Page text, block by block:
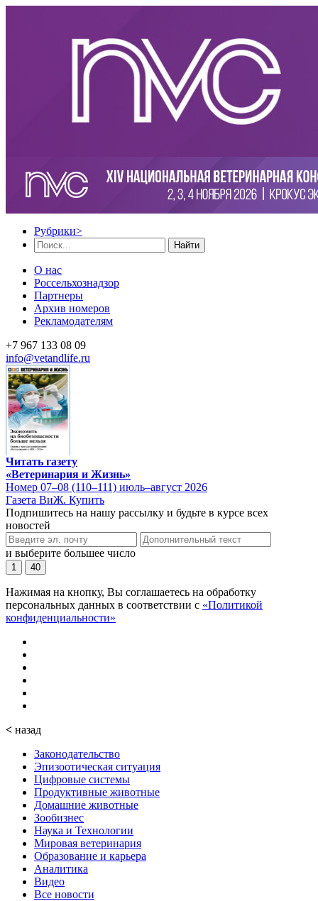
Рубрики>
Найти
О нас
Россельхознадзор
Партнеры
Архив номеров
Рекламодателям
+7 967 133 08 09
info@vetandlife.ru
Читать газету
«Ветеринария и Жизнь»
Номер 07–08 (110–111) июль–август 2026
Газета ВиЖ. Купить
Подпишитесь на нашу рассылку и будьте в курсе всех
новостей
и выберите большее число
1 40
Нажимая на кнопку, Вы соглашаетесь на обработку
персональных данных в соответствии с «Политикой
конфиденциальности»
< назад
Законодательство
Эпизоотическая ситуация
Цифровые системы
Продуктивные животные
Домашние животные
Зообизнес
Наука и Технологии
Мировая ветеринария
Образование и карьера
Аналитика
Видео
Все новости